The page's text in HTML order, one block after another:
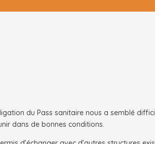
du Pass sanitaire nous a semblé
dans de bonnes conditions.